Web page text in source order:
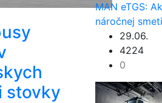
stovky
MAN eTGS:
náročnej
29.06.
4224
0